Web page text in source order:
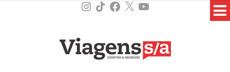
Instagram
TikTokFacebook
X YouTube